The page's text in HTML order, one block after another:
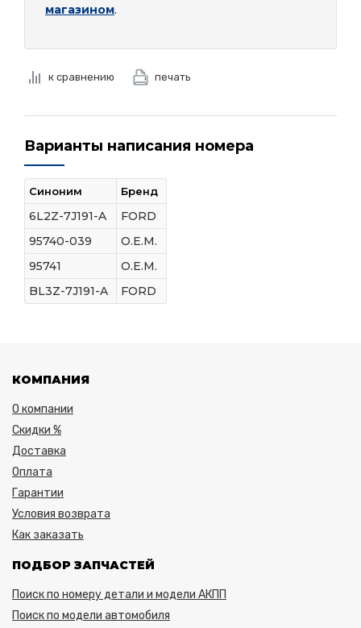
магазином.
к сравнению печать
Варианты написания номера
Синоним Бренд
6L2Z-7J191-A
FORD
95740-039
O.E.M.
95741
O.E.M.
BL3Z-7J191-A
FORD
КОМПАНИЯ
О компании
Скидки %
Доставка
Оплата
Гарантии
Условия возврата
Как заказать
ПОДБОР ЗАПЧАСТЕЙ
Поиск по номеру детали и модели АКПП
Поиск по модели автомобиля